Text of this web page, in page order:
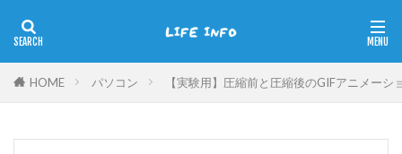
HOME パソコン 【実験用】圧縮前と圧縮後のGIFアニメーシ